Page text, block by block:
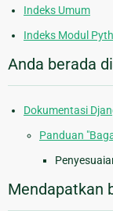
Indeks Umum
Indeks Modul
Anda berada
Dokumentasi
Panduan
Mendapatkan